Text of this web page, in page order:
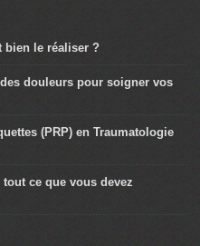
bien le réaliser ?
douleurs pour soigner vos
(PRP) en Traumatologie
ce que vous devez